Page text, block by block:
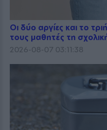
Οι δύο αργίες και το
τους μαθητές τη
2026-08-07 03:11:38